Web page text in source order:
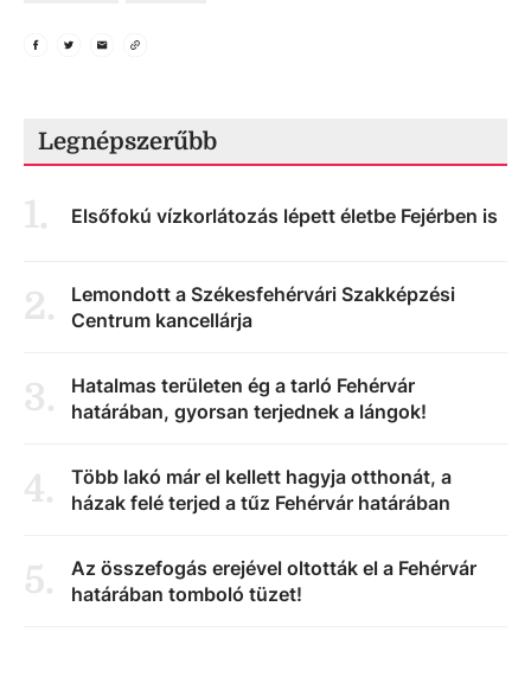
Legnépszerűbb
1. Elsőfokú vízkorlátozás lépett életbe Fejérben is
2.
Lemondott a Székesfehérvári Szakképzési
Centrum kancellárja
3.
Hatalmas területen ég a tarló Fehérvár
határában, gyorsan terjednek a lángok!
4.
Több lakó már el kellett hagyja otthonát, a
házak felé terjed a tűz Fehérvár határában
5.
Az összefogás erejével oltották el a Fehérvár
határában tomboló tüzet!